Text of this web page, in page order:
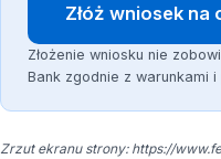
Złóż wniosek
Złożenie wniosku nie
Bank zgodnie z warunkami
Zrzut ekranu strony: https://